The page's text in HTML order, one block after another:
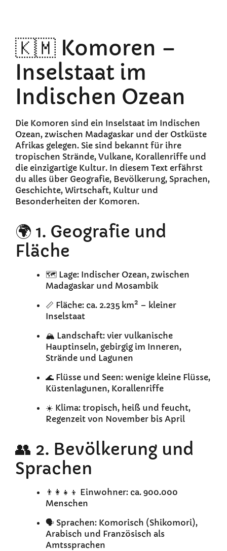
🇰🇲 Komoren –
Inselstaat im
Indischen Ozean
Die Komoren sind ein Inselstaat im Indischen
Ozean, zwischen Madagaskar und der Ostküste
Afrikas gelegen. Sie sind bekannt für ihre
tropischen Strände, Vulkane, Korallenriffe und
die einzigartige Kultur. In diesem Text erfährst
du alles über Geografie, Bevölkerung, Sprachen,
Geschichte, Wirtschaft, Kultur und
Besonderheiten der Komoren.
🌍 1. Geografie und
Fläche
🗺️ Lage: Indischer Ozean, zwischen
Madagaskar und Mosambik
📏 Fläche: ca. 2.235 km² – kleiner
Inselstaat
🏔️ Landschaft: vier vulkanische
Hauptinseln, gebirgig im Inneren,
Strände und Lagunen
🌊 Flüsse und Seen: wenige kleine Flüsse,
Küstenlagunen, Korallenriffe
☀️ Klima: tropisch, heiß und feucht,
Regenzeit von November bis April
👥 2. Bevölkerung und
Sprachen
👨‍👩‍👧‍👦 Einwohner: ca. 900.000
Menschen
🗣️ Sprachen: Komorisch (Shikomori),
Arabisch und Französisch als
Amtssprachen